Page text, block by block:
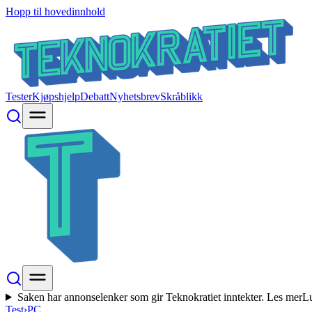
Hopp til hovedinnhold
TesterKjøpshjelpDebattNyhetsbrevSkråblikk
Saken har annonselenker som gir Teknokratiet inntekter. Les mer
Test›PC